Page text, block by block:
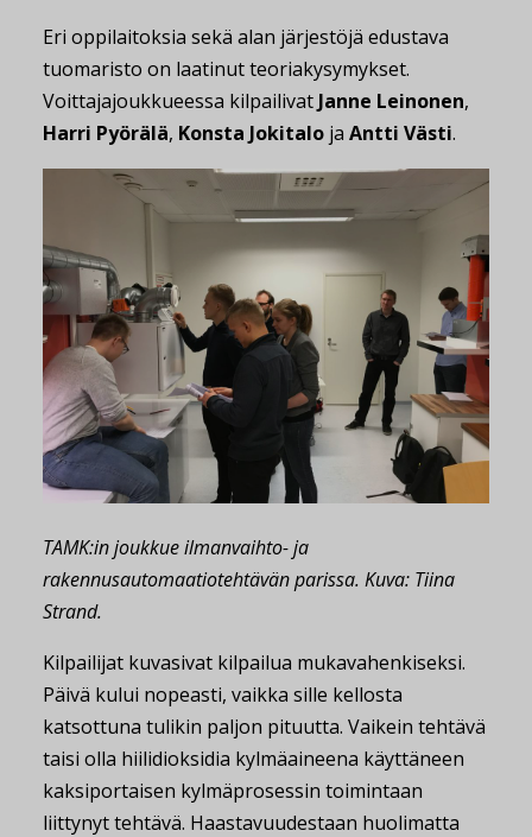
Eri oppilaitoksia sekä alan järjestöjä edustava
tuomaristo on laatinut teoriakysymykset.
Voittajajoukkueessa kilpailivat Janne Leinonen,
Harri Pyörälä, Konsta Jokitalo ja Antti Västi.
TAMK:in joukkue ilmanvaihto- ja
rakennusautomaatiotehtävän parissa. Kuva: Tiina
Strand.
Kilpailijat kuvasivat kilpailua mukavahenkiseksi.
Päivä kului nopeasti, vaikka sille kellosta
katsottuna tulikin paljon pituutta. Vaikein tehtävä
taisi olla hiilidioksidia kylmäaineena käyttäneen
kaksiportaisen kylmäprosessin toimintaan
liittynyt tehtävä. Haastavuudestaan huolimatta